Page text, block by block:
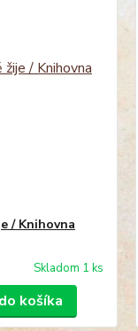
/ Knihovna
Skladom 1 ks
košíka